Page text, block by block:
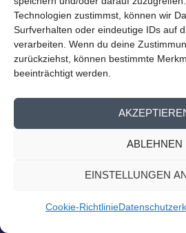
Technologien zustimmst, können wir
Surfverhalten oder eindeutige IDs auf
verarbeiten. Wenn du deine
zurückziehst, können bestimmte
beeinträchtigt werden.
ABLEHNEN
EINSTELLUNGEN
Cookie-Richtlinie
TUCCONNECT HERBST –